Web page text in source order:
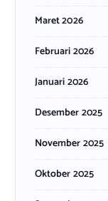
Maret 2026
Februari 2026
Januari 2026
Desember 2025
November 2025
Oktober 2025